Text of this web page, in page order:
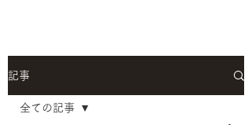
記事
全ての記事